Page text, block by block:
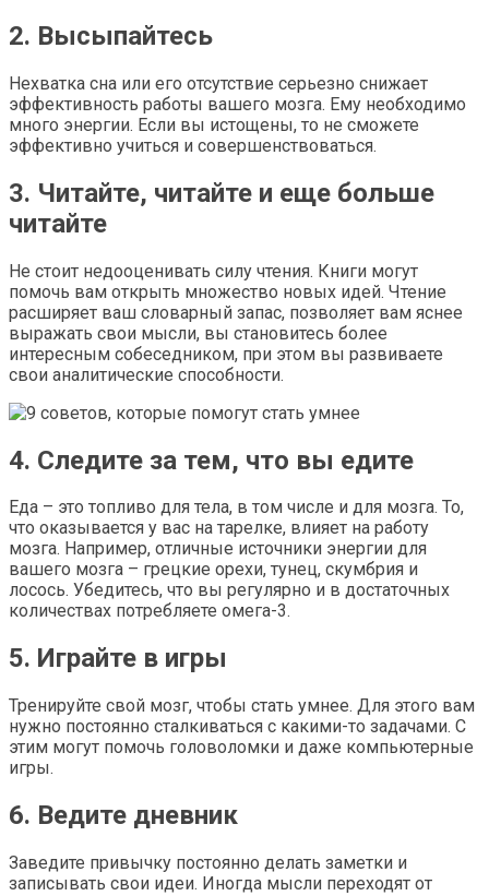
2. Высыпайтесь
Нехватка сна или его отсутствие серьезно снижает
эффективность работы вашего мозга. Ему необходимо
много энергии. Если вы истощены, то не сможете
эффективно учиться и совершенствоваться.
3. Читайте, читайте и еще больше
читайте
Не стоит недооценивать силу чтения. Книги могут
помочь вам открыть множество новых идей. Чтение
расширяет ваш словарный запас, позволяет вам яснее
выражать свои мысли, вы становитесь более
интересным собеседником, при этом вы развиваете
свои аналитические способности.
4. Следите за тем, что вы едите
Еда – это топливо для тела, в том числе и для мозга. То,
что оказывается у вас на тарелке, влияет на работу
мозга. Например, отличные источники энергии для
вашего мозга – грецкие орехи, тунец, скумбрия и
лосось. Убедитесь, что вы регулярно и в достаточных
количествах потребляете омега-3.
5. Играйте в игры
Тренируйте свой мозг, чтобы стать умнее. Для этого вам
нужно постоянно сталкиваться с какими-то задачами. С
этим могут помочь головоломки и даже компьютерные
игры.
6. Ведите дневник
Заведите привычку постоянно делать заметки и
записывать свои идеи. Иногда мысли переходят от